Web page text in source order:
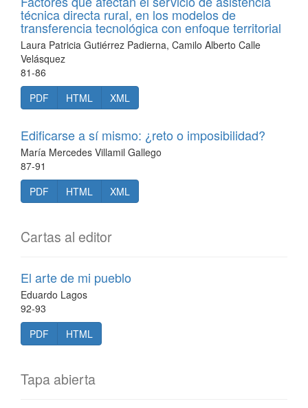
técnica directa rural, en los modelos de
transferencia tecnológica con enfoque territorial
Laura Patricia Gutiérrez Padierna, Camilo Alberto Calle
Velásquez
81-86
PDF
HTML XML
Edificarse a sí mismo: ¿reto o imposibilidad?
María Mercedes Villamil Gallego
87-91
PDF
HTML XML
Cartas al editor
El arte de mi pueblo
Eduardo Lagos
92-93
PDF
HTML
Tapa abierta